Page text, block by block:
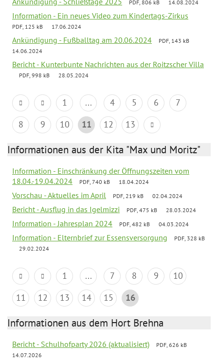
PDF, 806 kB 14.08.2024
Information - Ein neues Video zum Kindertags-Zirkus
PDF, 125 kB 17.06.2024
Ankündigung - Fußballtag am 20.06.2024
PDF, 143 kB
14.06.2024
Bericht - Kunterbunte Nachrichten aus der Roitzscher Villa
PDF, 998 kB 28.05.2024
1 ... 4 5 6
7
8
9 10 11 12 13
Informationen aus der Kita "Max und Moritz"
Information - Einschränkung der Öffnungszeiten vom
18.04.-19.04.2024
PDF, 740 kB 18.04.2024
Vorschau - Aktuelles im April PDF, 219 kB 02.04.2024
Bericht - Ausflug in das Igelmizzi PDF, 475 kB 28.03.2024
Information - Jahresplan 2024 PDF, 482 kB 04.03.2024
Information - Elternbrief zur Essensversorgung
PDF, 328 kB
29.02.2024
1 ... 7 8 9
10
11
12 13 14 15 16
Informationen aus dem Hort Brehna
Bericht - Schulhofparty 2026 (aktualisiert)
PDF, 626 kB
14.07.2026